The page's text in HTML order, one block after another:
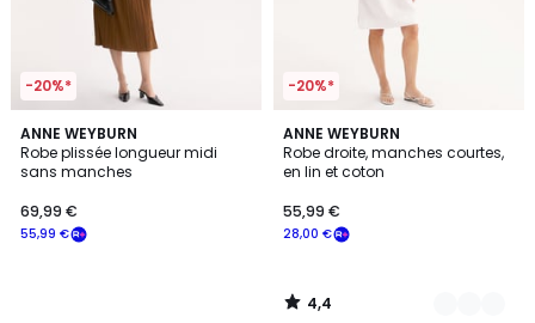
-20%*
ANNE WEYBURN
Robe plissée longueur midi
sans manches
55,99 €
69,99 €
-20%*
ANNE WEYBURN
Robe droite, manches courtes,
en lin et coton
28,00 €
55,99 €
4,4
/ 5
2
Couleurs
4,4
/